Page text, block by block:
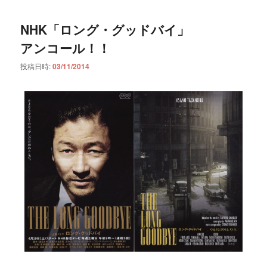
NHK「ロング・グッドバイ」
アンコール！！
投稿日時:03/11/2014